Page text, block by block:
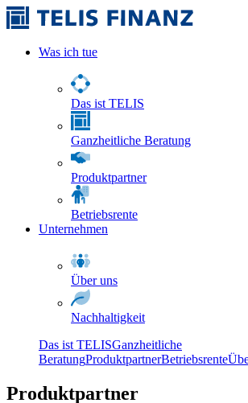
Was ich tue
Das ist TELIS
Ganzheitliche Beratung
Produktpartner
Betriebsrente
Unternehmen
Über uns
Nachhaltigkeit
Das ist TELISGanzheitliche
BeratungProduktpartnerBetriebsrente
Produktpartner